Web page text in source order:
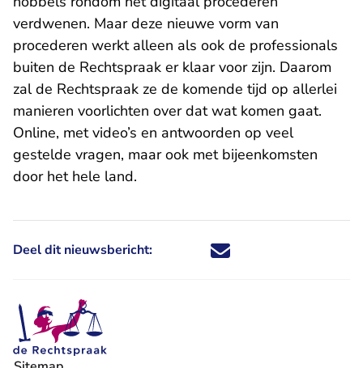
verdwenen. Maar deze nieuwe vorm van
procederen werkt alleen als ook de professionals
buiten de Rechtspraak er klaar voor zijn. Daarom
zal de Rechtspraak ze de komende tijd op allerlei
manieren voorlichten over dat wat komen gaat.
Online, met video’s en antwoorden op veel
gestelde vragen, maar ook met bijeenkomsten
door het hele land.
Deel dit nieuwsbericht: Deel dit nieuwsbericht via X -
Deel dit nieuwsbericht via
Deel dit nieuwsbericht
Deel dit